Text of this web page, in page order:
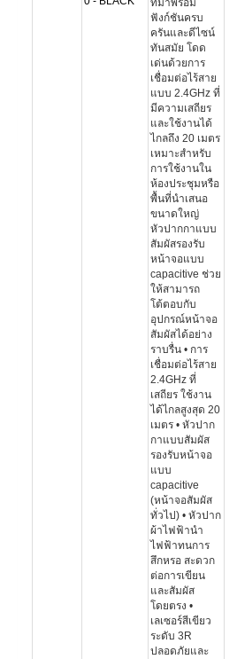
ที่มาพร้อม
ฟังก์ชันครบ
ครันและดีไซน์
ทันสมัย โดด
เด่นด้วยการ
เชื่อมต่อไร้สาย
แบบ 2.4GHz ที่
มีความเสถียร
และใช้งานได้
ไกลถึง 20 เมตร
เหมาะสำหรับ
การใช้งานใน
ห้องประชุมหรือ
พื้นที่นำเสนอ
ขนาดใหญ่
หัวปากกาแบบ
สัมผัสรองรับ
หน้าจอแบบ
capacitive ช่วย
ให้สามารถ
โต้ตอบกับ
อุปกรณ์หน้าจอ
สัมผัสได้อย่าง
ราบรื่น • การ
เชื่อมต่อไร้สาย
2.4GHz ที่
เสถียร ใช้งาน
ได้ไกลสูงสุด 20
เมตร • หัวปาก
กาแบบสัมผัส
รองรับหน้าจอ
แบบ
capacitive
(หน้าจอสัมผัส
ทั่วไป) • หัวปาก
ผ้าไฟฟ้านำ
ไฟฟ้าทนการ
สึกหรอ สะดวก
ต่อการเขียน
และสัมผัส
โดยตรง •
เลเซอร์สีเขียว
ระดับ 3R
ปลอดภัยและ